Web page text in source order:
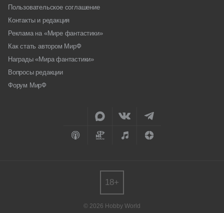
Пользовательское соглашение
Контакты и редакция
Реклама на «Мире фантастики»
Как стать автором МирФ
Награды «Мира фантастики»
Вопросы редакции
Форум МирФ
© 2026 Hobby World
18+